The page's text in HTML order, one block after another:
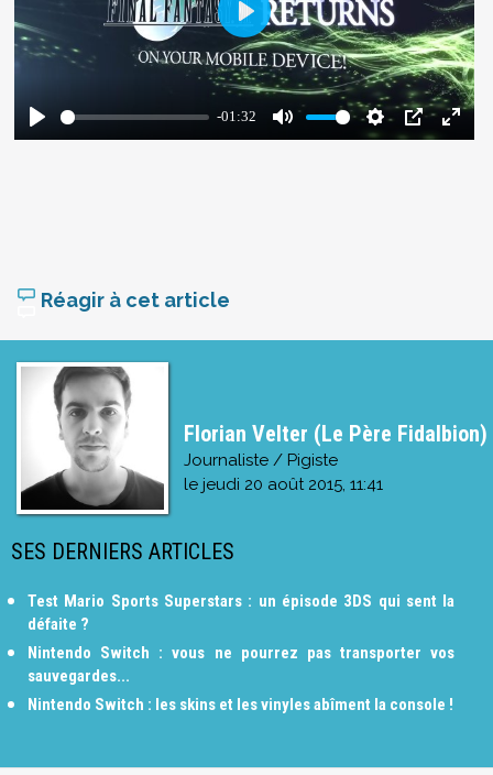
Réagir à cet article
Florian Velter (Le Père Fidalbion)
Journaliste / Pigiste
le jeudi 20 août 2015, 11:41
SES DERNIERS ARTICLES
Test Mario Sports Superstars : un épisode 3DS qui sent la
défaite ?
Nintendo Switch : vous ne pourrez pas transporter vos
sauvegardes...
Nintendo Switch : les skins et les vinyles abîment la console !